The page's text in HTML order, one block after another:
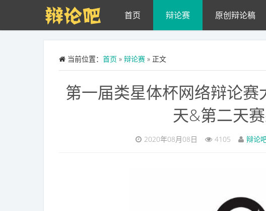
Skip to main content
首页 辩论赛 原创辩论稿
当前位置： 首页 » 辩论赛 » 正文
第一届类星体杯网络辩论
天&第二天
2020年08月08日 4105 辩论